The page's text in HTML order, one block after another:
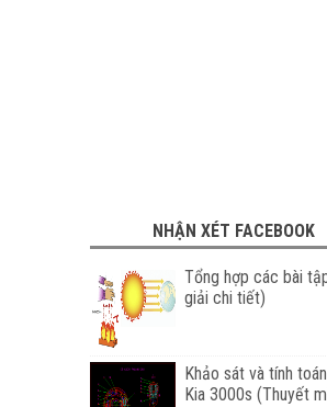
NHẬN XÉT FACEBOOK
Tổng hợp các bài
giải chi tiết)
Khảo sát và tính
Kia 3000s (Thuyết